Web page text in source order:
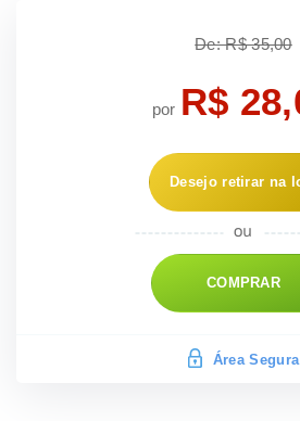
De: R$ 35,00
por R$
Desejo retirar na
COMPRAR
Área Segura